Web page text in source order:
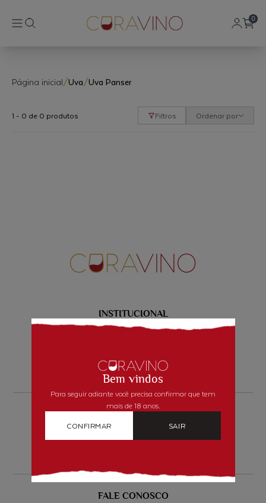
Bem vindos
Para seguir adiante você precisa confirmar que tem
mais de 18 anos.
CONFIRMAR
SAIR
0
Página inicial/Uva/Uva Panser
1 - 0 de 0 produtos Filtros Ordenar por
INSTITUCIONAL
Quem Somos
Segurança
Blog
AJUDA
Fale conosco
FALE CONOSCO